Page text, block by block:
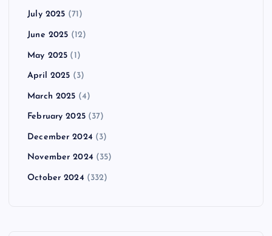
July 2025 (71)
June 2025 (12)
May 2025 (1)
April 2025 (3)
March 2025 (4)
February 2025(37)
December 2024 (3)
November 2024 (35)
October 2024 (332)